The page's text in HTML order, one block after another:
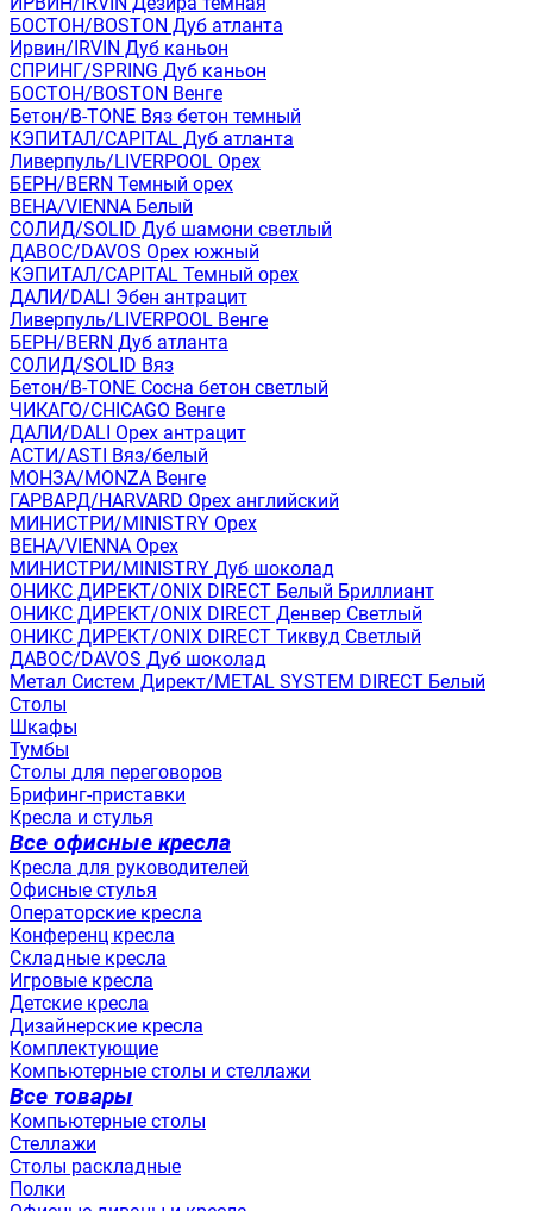
БОСТОН/BOSTON Дуб атланта
Ирвин/IRVIN Дуб каньон
СПРИНГ/SPRING Дуб каньон
БОСТОН/BOSTON Венге
Бетон/B-TONE Вяз бетон темный
КЭПИТАЛ/CAPITAL Дуб атланта
Ливерпуль/LIVERPOOL Орех
БЕРН/BERN Темный орех
ВЕНА/VIENNA Белый
СОЛИД/SOLID Дуб шамони светлый
ДАВОС/DAVOS Орех южный
КЭПИТАЛ/CAPITAL Темный орех
ДАЛИ/DALI Эбен антрацит
Ливерпуль/LIVERPOOL Венге
БЕРН/BERN Дуб атланта
СОЛИД/SOLID Вяз
Бетон/B-TONE Сосна бетон светлый
ЧИКАГО/CHICAGO Венге
ДАЛИ/DALI Орех антрацит
АСТИ/ASTI Вяз/белый
МОНЗА/MONZA Венге
ГАРВАРД/HARVARD Орех английский
МИНИСТРИ/MINISTRY Орех
ВЕНА/VIENNA Орех
МИНИСТРИ/MINISTRY Дуб шоколад
ОНИКС ДИРЕКТ/ONIX DIRECT Белый Бриллиант
ОНИКС ДИРЕКТ/ONIX DIRECT Денвер Светлый
ОНИКС ДИРЕКТ/ONIX DIRECT Тиквуд Светлый
ДАВОС/DAVOS Дуб шоколад
Метал Систем Директ/METAL SYSTEM DIRECT Белый
Столы
Шкафы
Тумбы
Столы для переговоров
Брифинг-приставки
Кресла и стулья
Все офисные кресла
Кресла для руководителей
Офисные стулья
Операторские кресла
Конференц кресла
Складные кресла
Игровые кресла
Детские кресла
Дизайнерские кресла
Комплектующие
Компьютерные столы и стеллажи
Все товары
Компьютерные столы
Стеллажи
Столы раскладные
Полки